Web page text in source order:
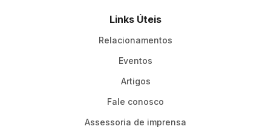
Links Úteis
Relacionamentos
Eventos
Artigos
Fale conosco
Assessoria de imprensa